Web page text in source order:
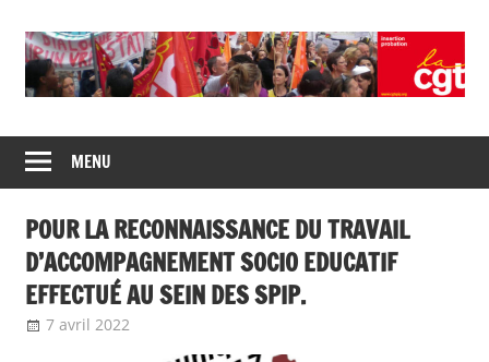
content
CGT
insertion
probation
de
syndicats
CGT
insertion
probation
MENU
POUR LA RECONNAISSANCE DU TRAVAIL
D’ACCOMPAGNEMENT SOCIO EDUCATIF
EFFECTUÉ AU SEIN DES SPIP.
7 avril 2022
mobilisation 2022